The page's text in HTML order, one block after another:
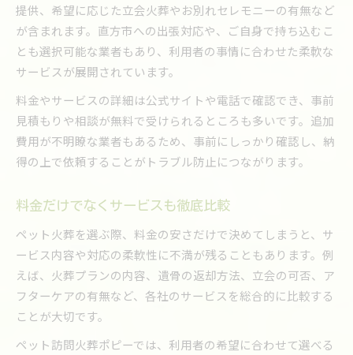
提供、希望に応じた立会火葬やお別れセレモニーの有無など
が含まれます。直方市への出張対応や、ご自身で持ち込むこ
とも選択可能な業者もあり、利用者の事情に合わせた柔軟な
サービスが展開されています。
料金やサービスの詳細は公式サイトや電話で確認でき、事前
見積もりや相談が無料で受けられるところも多いです。追加
費用が不明瞭な業者もあるため、事前にしっかり確認し、納
得の上で依頼することがトラブル防止につながります。
料金だけでなくサービスも徹底比較
ペット火葬を選ぶ際、料金の安さだけで決めてしまうと、サ
ービス内容や対応の柔軟性に不満が残ることもあります。例
えば、火葬プランの内容、遺骨の返却方法、立会の可否、ア
フターケアの有無など、各社のサービスを総合的に比較する
ことが大切です。
ペット訪問火葬ポピーでは、利用者の希望に合わせて選べる